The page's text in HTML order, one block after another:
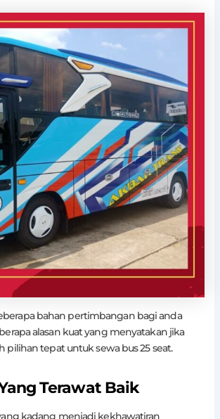
bahan pertimbangan bagi anda
alasan kuat yang menyatakan jika
pilihan tepat untuk sewa bus 25 seat.
Terawat Baik
kadang menjadi kekhawatiran